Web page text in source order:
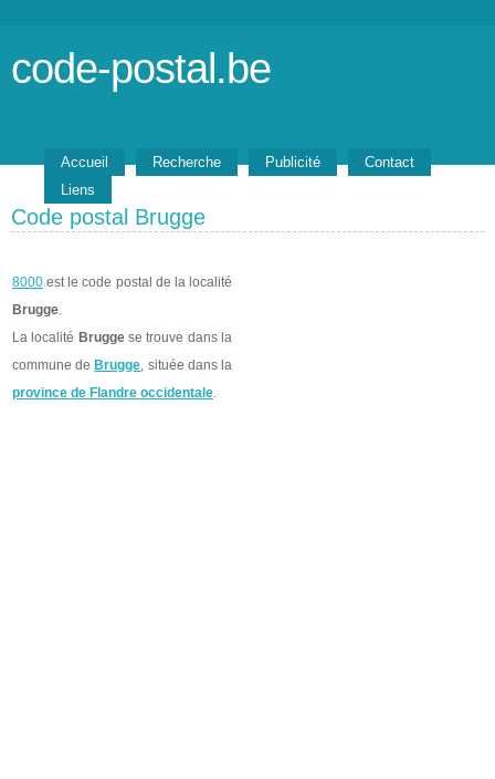
code-postal.be
Accueil Recherche Publicité
Contact
Liens
Code postal Brugge
8000 est le code postal de la localité
Brugge.
La localité Bruggese trouve dans la
commune de Brugge, située dans la
province de Flandre occidentale.